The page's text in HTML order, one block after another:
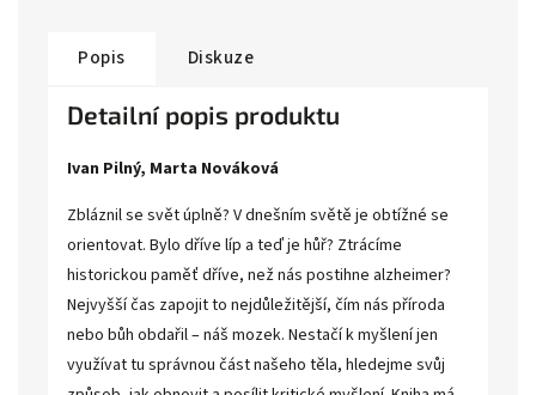
Popis Diskuze
Detailní popis produktu
Ivan Pilný, Marta Nováková
Zbláznil se svět úplně? V dnešním světě je obtížné se
orientovat. Bylo dříve líp a teď je hůř? Ztrácíme
historickou paměť dříve, než nás postihne alzheimer?
Nejvyšší čas zapojit to nejdůležitější, čím nás příroda
nebo bůh obdařil – náš mozek. Nestačí k myšlení jen
využívat tu správnou část našeho těla, hledejme svůj